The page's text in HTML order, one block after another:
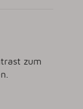
zum